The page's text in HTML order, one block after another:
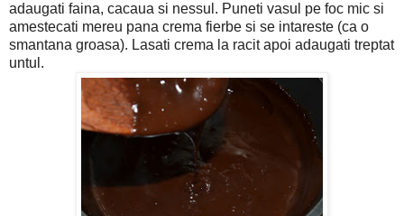
adaugati faina, cacaua si nessul. Puneti vasul pe foc mic si
amestecati mereu pana crema fierbe si se intareste (ca o
smantana groasa). Lasati crema la racit apoi adaugati treptat
untul.